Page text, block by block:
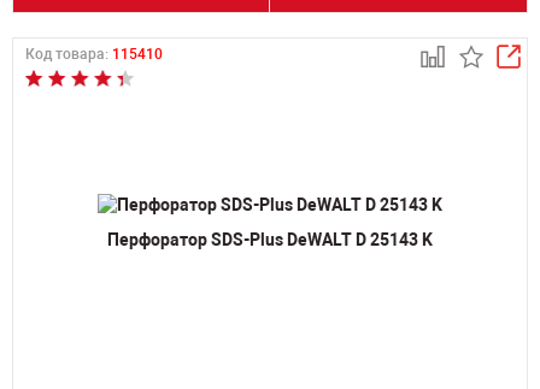
Код товара: 115410
Перфоратор SDS-Plus DeWALT D 25143 K